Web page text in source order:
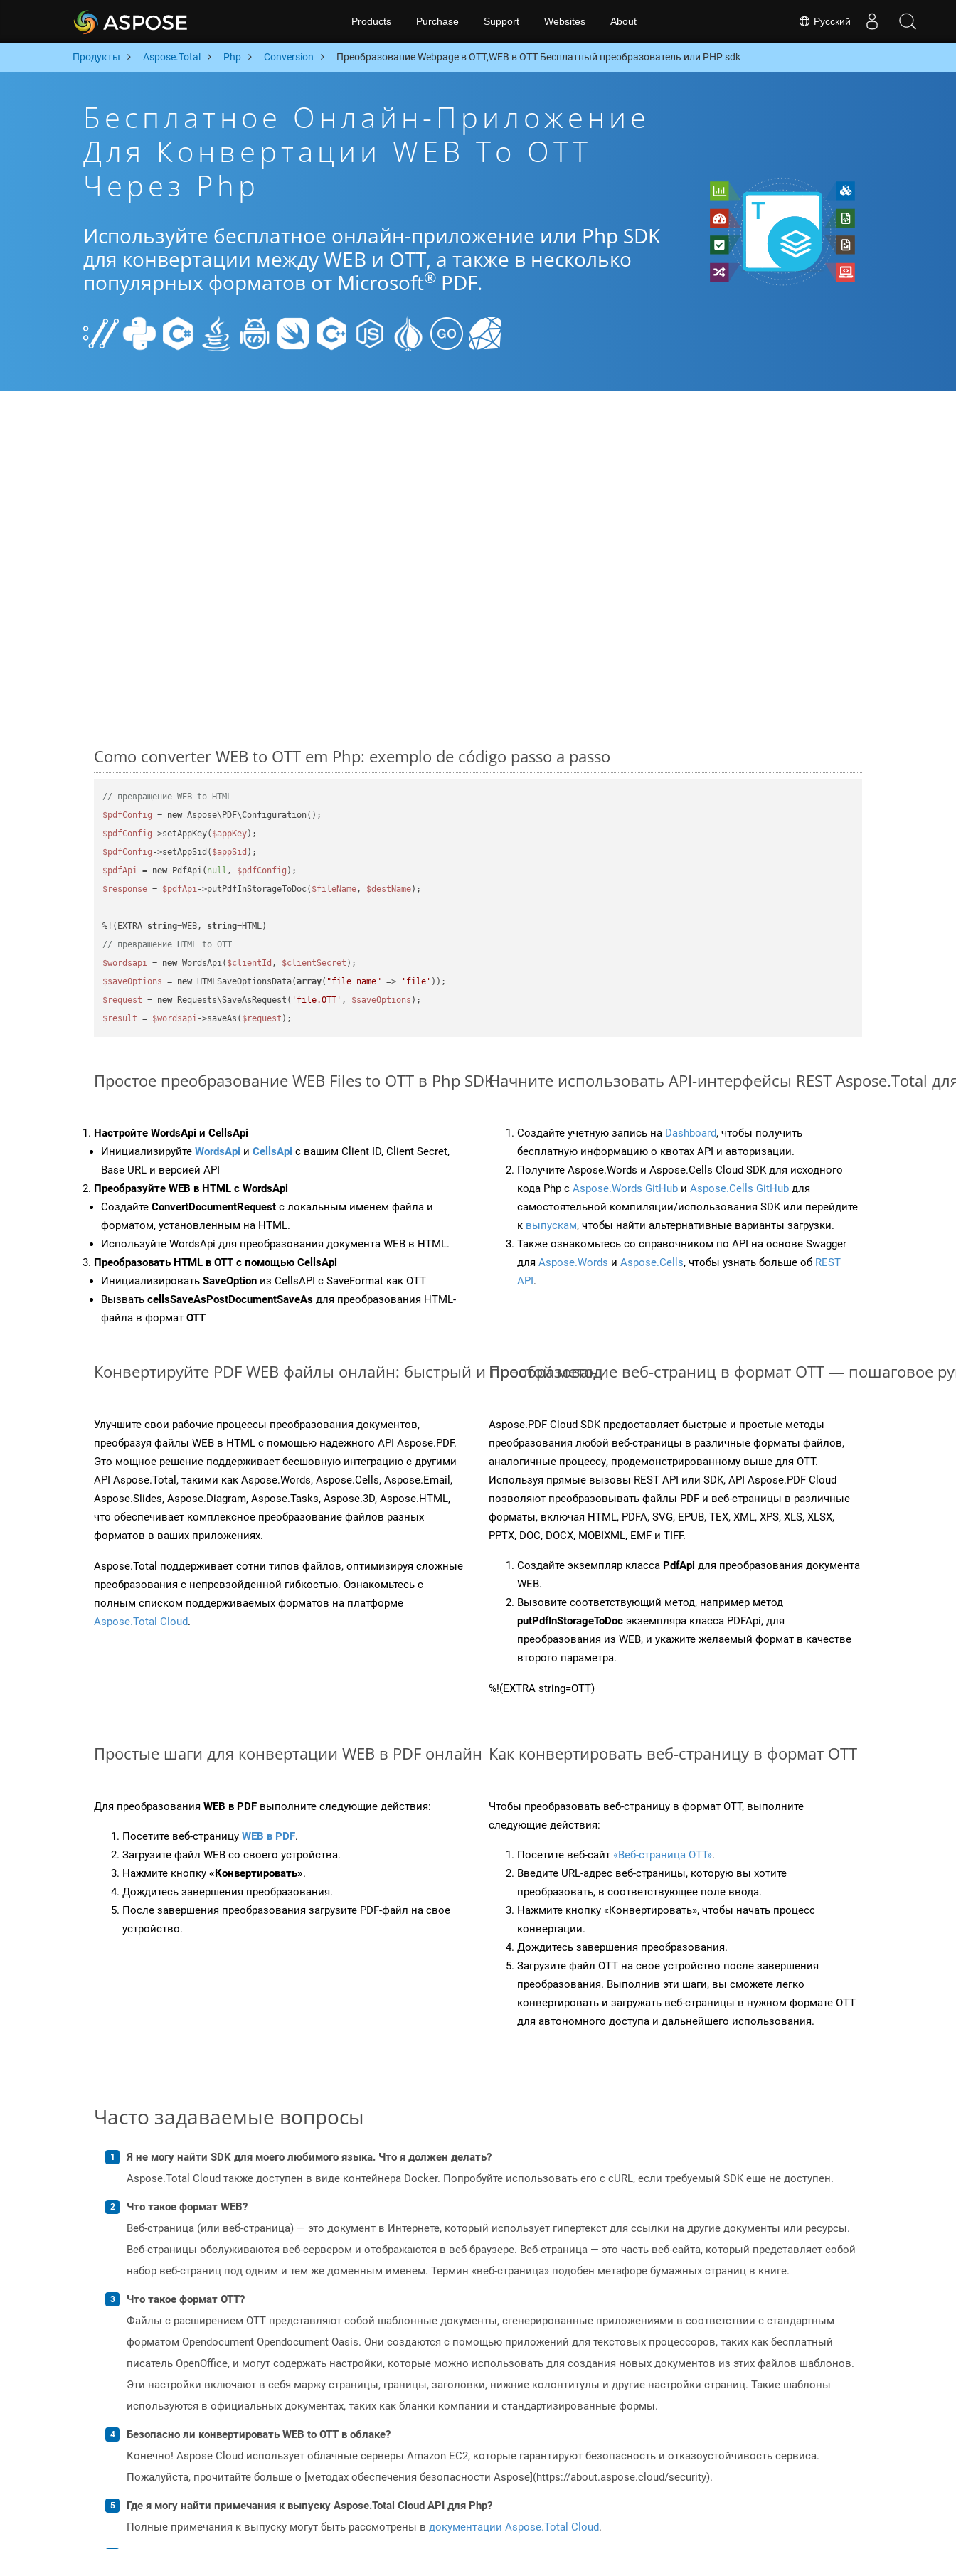
Русский
Products Purchase Support Websites About
Продукты Aspose.Total Php Conversion Преобразование Webpage в OTT,WEB в OTT Бесплатный преобразователь или PHP sdk
Бесплатное Онлайн-Приложение
Для Конвертации WEB To OTT
Через Php
Используйте бесплатное онлайн-приложение или Php SDK
для конвертации между WEB и OTT, а также в несколько
популярных форматов от Microsoft® PDF.
Como converter WEB to OTT em Php: exemplo de código passo a passo
// превращение WEB to HTML
$pdfConfig = new
$pdfConfig ->setAppKey( $appKey
$pdfConfig ->setAppSid( $appSid
$pdfApi = new PdfApi( null , $pdfConfig
$response = $pdfApi->putPdfInStorageToDoc( $fileName, $destName);
%!(EXTRA string=WEB, string
// превращение HTML to OTT
$wordsapi = new WordsApi( $clientId , $clientSecret
$saveOptions = new HTMLSaveOptionsData(array( "file_name" => 'file'
$request = new Requests\SaveAsRequest( 'file.OTT' , $saveOptions
$result = $wordsapi->saveAs( $request
Простое преобразование WEB Files to OTT в Php SDK
Настройте WordsApi и CellsApi
Инициализируйте WordsApi и CellsApi с вашим Client ID, Client Secret,
Base URL и версией API
Преобразуйте WEB в HTML с WordsApi
Создайте ConvertDocumentRequest с локальным именем файла и
форматом, установленным на HTML.
Используйте WordsApi для преобразования документа WEB в HTML.
Преобразовать HTML в OTT с помощью CellsApi
Инициализировать SaveOption из CellsAPI с SaveFormat как OTT
Вызвать cellsSaveAsPostDocumentSaveAs для преобразования HTML-
файла в формат OTT
Начните использовать API-интерфейсы REST Aspose.Total
Создайте учетную запись на Dashboard, чтобы получить
бесплатную информацию о квотах API и авторизации.
Получите Aspose.Words и Aspose.Cells Cloud SDK для исходного
кода Php с Aspose.Words GitHub и Aspose.Cells GitHub для
самостоятельной компиляции/использования SDK или перейдите
к выпускам, чтобы найти альтернативные варианты загрузки.
Также ознакомьтесь со справочником по API на основе Swagger
для Aspose.Words и Aspose.Cells, чтобы узнать больше об REST
API.
Конвертируйте PDF WEB файлы онлайн: быстрый и простой метод
Улучшите свои рабочие процессы преобразования документов,
преобразуя файлы WEB в HTML с помощью надежного API Aspose.PDF.
Это мощное решение поддерживает бесшовную интеграцию с другими
API Aspose.Total, такими как Aspose.Words, Aspose.Cells, Aspose.Email,
Aspose.Slides, Aspose.Diagram, Aspose.Tasks, Aspose.3D, Aspose.HTML,
что обеспечивает комплексное преобразование файлов разных
форматов в ваших приложениях.
Aspose.Total поддерживает сотни типов файлов, оптимизируя сложные
преобразования с непревзойденной гибкостью. Ознакомьтесь с
полным списком поддерживаемых форматов на платформе
Aspose.Total Cloud.
Преобразование веб-страниц в формат OTT — пошаговое
Aspose.PDF Cloud SDK предоставляет быстрые и простые методы
преобразования любой веб-страницы в различные форматы файлов,
аналогичные процессу, продемонстрированному выше для OTT.
Используя прямые вызовы REST API или SDK, API Aspose.PDF Cloud
позволяют преобразовывать файлы PDF и веб-страницы в различные
форматы, включая HTML, PDFA, SVG, EPUB, TEX, XML, XPS, XLS, XLSX,
PPTX, DOC, DOCX, MOBIXML, EMF и TIFF.
Создайте экземпляр класса PdfApi для преобразования документа
WEB.
Вызовите соответствующий метод, например метод
putPdfInStorageToDoc экземпляра класса PDFApi, для
преобразования из WEB, и укажите желаемый формат в качестве
второго параметра.
%!(EXTRA string=OTT)
Простые шаги для конвертации WEB в PDF онлайн
Для преобразования WEB в PDF выполните следующие действия:
Посетите веб-страницу WEB в PDF.
Загрузите файл WEB со своего устройства.
Нажмите кнопку «Конвертировать».
Дождитесь завершения преобразования.
После завершения преобразования загрузите PDF-файл на свое
устройство.
Как конвертировать веб-страницу в формат OTT
Чтобы преобразовать веб-страницу в формат OTT, выполните
следующие действия:
Посетите веб-сайт «Веб-страница OTT».
Введите URL-адрес веб-страницы, которую вы хотите
преобразовать, в соответствующее поле ввода.
Нажмите кнопку «Конвертировать», чтобы начать процесс
конвертации.
Дождитесь завершения преобразования.
Загрузите файл OTT на свое устройство после завершения
преобразования. Выполнив эти шаги, вы сможете легко
конвертировать и загружать веб-страницы в нужном формате OTT
для автономного доступа и дальнейшего использования.
Часто задаваемые вопросы
Я не могу найти SDK для моего любимого языка. Что я должен делать?
Aspose.Total Cloud также доступен в виде контейнера Docker. Попробуйте использовать его с cURL, если требуемый SDK еще не доступен.
Что такое формат WEB?
Веб-страница (или веб-страница) — это документ в Интернете, который использует гипертекст для ссылки на другие документы или ресурсы.
Веб-страницы обслуживаются веб-сервером и отображаются в веб-браузере. Веб-страница — это часть веб-сайта, который представляет собой
набор веб-страниц под одним и тем же доменным именем. Термин «веб-страница» подобен метафоре бумажных страниц в книге.
Что такое формат OTT?
Файлы с расширением OTT представляют собой шаблонные документы, сгенерированные приложениями в соответствии с стандартным
форматом Opendocument Opendocument Oasis. Они создаются с помощью приложений для текстовых процессоров, таких как бесплатный
писатель OpenOffice, и могут содержать настройки, которые можно использовать для создания новых документов из этих файлов шаблонов.
Эти настройки включают в себя маржу страницы, границы, заголовки, нижние колонтитулы и другие настройки страниц. Такие шаблоны
используются в официальных документах, таких как бланки компании и стандартизированные формы.
Безопасно ли конвертировать WEB to OTT в облаке?
Конечно! Aspose Cloud использует облачные серверы Amazon EC2, которые гарантируют безопасность и отказоустойчивость сервиса.
Пожалуйста, прочитайте больше о [методах обеспечения безопасности Aspose](https://about.aspose.cloud/security).
Где я могу найти примечания к выпуску Aspose.Total Cloud API для Php?
Полные примечания к выпуску могут быть рассмотрены в документации Aspose.Total Cloud.